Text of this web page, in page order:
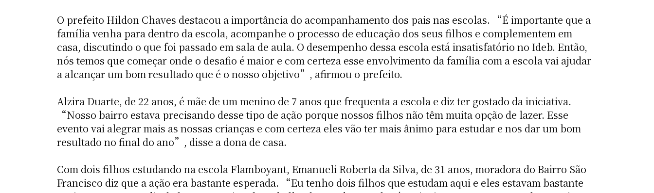
O prefeito Hildon Chaves destacou a importância do acompanhamento dos pais nas escolas. “É importante que a
família venha para dentro da escola, acompanhe o processo de educação dos seus filhos e complementem em
casa, discutindo o que foi passado em sala de aula. O desempenho dessa escola está insatisfatório no Ideb. Então,
nós temos que começar onde o desafio é maior e com certeza esse envolvimento da família com a escola vai ajudar
a alcançar um bom resultado que é o nosso objetivo”, afirmou o prefeito.
Alzira Duarte, de 22 anos, é mãe de um menino de 7 anos que frequenta a escola e diz ter gostado da iniciativa.
“Nosso bairro estava precisando desse tipo de ação porque nossos filhos não têm muita opção de lazer. Esse
evento vai alegrar mais as nossas crianças e com certeza eles vão ter mais ânimo para estudar e nos dar um bom
resultado no final do ano”, disse a dona de casa.
Com dois filhos estudando na escola Flamboyant, Emanueli Roberta da Silva, de 31 anos, moradora do Bairro São
Francisco diz que a ação era bastante esperada. “Eu tenho dois filhos que estudam aqui e eles estavam bastante